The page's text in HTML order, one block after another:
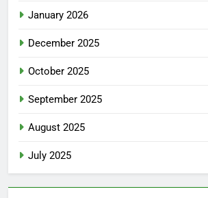
January 2026
December 2025
October 2025
September 2025
August 2025
July 2025